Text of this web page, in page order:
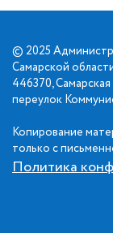
© 2025
Самарской
446370,
переулок
Копирование
только с
Политика